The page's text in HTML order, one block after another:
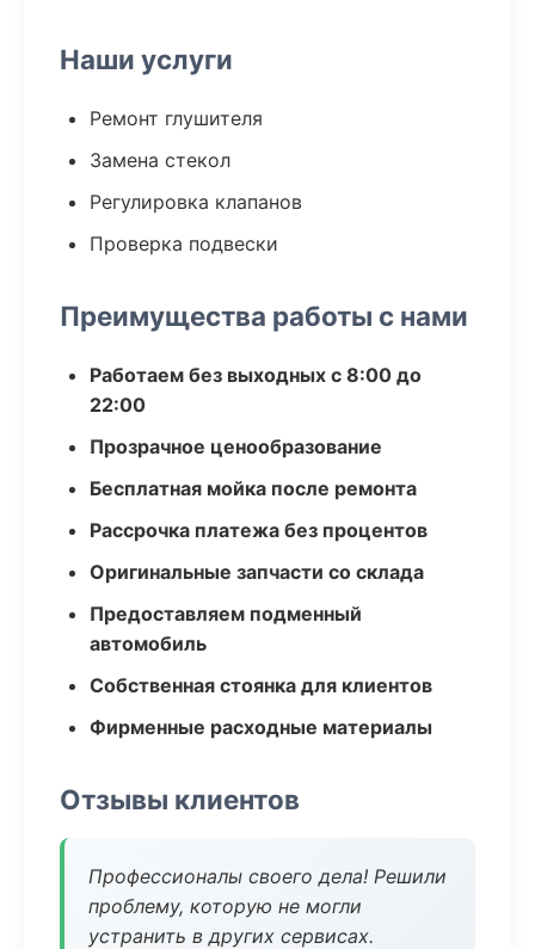
Наши услуги
Ремонт глушителя
Замена стекол
Регулировка клапанов
Проверка подвески
Преимущества работы с нами
Работаем без выходных с 8:00 до
22:00
Прозрачное ценообразование
Бесплатная мойка после ремонта
Рассрочка платежа без процентов
Оригинальные запчасти со склада
Предоставляем подменный
автомобиль
Собственная стоянка для клиентов
Фирменные расходные материалы
Отзывы клиентов
Профессионалы своего дела! Решили
проблему, которую не могли
устранить в других сервисах.